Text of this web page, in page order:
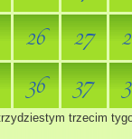
26 27
36 37
trzecim